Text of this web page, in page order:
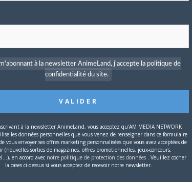
nouvelles qui composent l’ouvrageLe Déserteur
au début de sa carrière, quatre ans après les
une terrible vérité, une jeune secrétaire se rend
un écrivain débutant craint de se faire remplacer
à la newsletter AnimeLand, j'accepte la politique de
confidentialité du site.
à la newsletter AnimeLand, vous acceptez qu'AM MEDIA NETWORK
les données personnelles que vous venez de renseigner dans ce formulaire
vous envoyer ses offres marketing personnalisées que vous avez acceptées de
(nouvelles sorties de magazines, offres promotionnelles, jeux-concours,
en accord avec notre politique de protection des données . Veuillez cocher
la cases ci-dessus si vous acceptez de recevoir notre newsletter.